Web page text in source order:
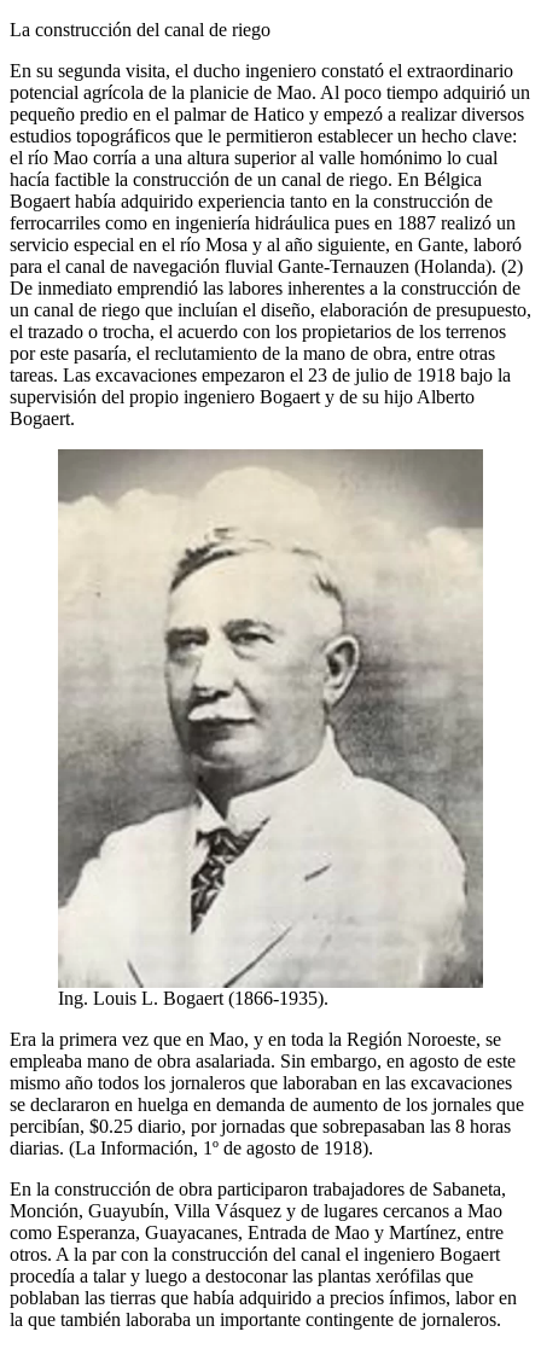
La construcción del canal de riego
En su segunda visita, el ducho ingeniero constató el extraordinario
potencial agrícola de la planicie de Mao. Al poco tiempo adquirió un
pequeño predio en el palmar de Hatico y empezó a realizar diversos
estudios topográficos que le permitieron establecer un hecho clave:
el río Mao corría a una altura superior al valle homónimo lo cual
hacía factible la construcción de un canal de riego. En Bélgica
Bogaert había adquirido experiencia tanto en la construcción de
ferrocarriles como en ingeniería hidráulica pues en 1887 realizó un
servicio especial en el río Mosa y al año siguiente, en Gante, laboró
para el canal de navegación fluvial Gante-Ternauzen (Holanda). (2)
De inmediato emprendió las labores inherentes a la construcción de
un canal de riego que incluían el diseño, elaboración de presupuesto,
el trazado o trocha, el acuerdo con los propietarios de los terrenos
por este pasaría, el reclutamiento de la mano de obra, entre otras
tareas. Las excavaciones empezaron el 23 de julio de 1918 bajo la
supervisión del propio ingeniero Bogaert y de su hijo Alberto
Bogaert.
Ing. Louis L. Bogaert (1866-1935).
Era la primera vez que en Mao, y en toda la Región Noroeste, se
empleaba mano de obra asalariada. Sin embargo, en agosto de este
mismo año todos los jornaleros que laboraban en las excavaciones
se declararon en huelga en demanda de aumento de los jornales que
percibían, $0.25 diario, por jornadas que sobrepasaban las 8 horas
diarias. (La Información, 1º de agosto de 1918).
En la construcción de obra participaron trabajadores de Sabaneta,
Monción, Guayubín, Villa Vásquez y de lugares cercanos a Mao
como Esperanza, Guayacanes, Entrada de Mao y Martínez, entre
otros. A la par con la construcción del canal el ingeniero Bogaert
procedía a talar y luego a destoconar las plantas xerófilas que
poblaban las tierras que había adquirido a precios ínfimos, labor en
la que también laboraba un importante contingente de jornaleros.